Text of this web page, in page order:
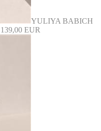
YULIYA BABICH
139,00 EUR